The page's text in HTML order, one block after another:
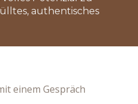
authentisches
einem Gespräch